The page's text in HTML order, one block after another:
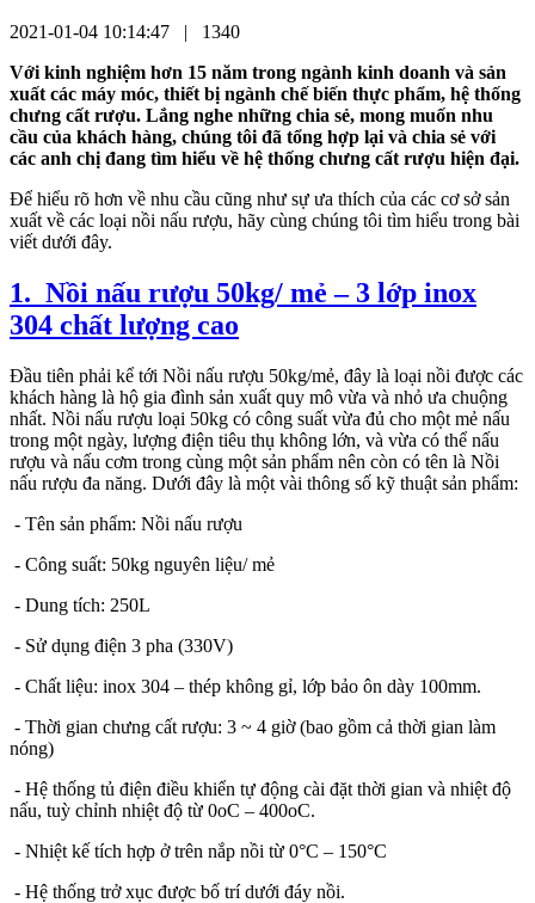
2021-01-04 10:14:47 | 1340
Với kinh nghiệm hơn 15 năm trong ngành kinh doanh và sản
xuất các máy móc, thiết bị ngành chế biến thực phẩm, hệ thống
chưng cất rượu. Lắng nghe những chia sẻ, mong muốn nhu
cầu của khách hàng, chúng tôi đã tổng hợp lại và chia sẻ với
các anh chị đang tìm hiểu về hệ thống chưng cất rượu hiện đại.
Để hiểu rõ hơn về nhu cầu cũng như sự ưa thích của các cơ sở sản
xuất về các loại nồi nấu rượu, hãy cùng chúng tôi tìm hiểu trong bài
viết dưới đây.
1. Nồi nấu rượu 50kg/ mẻ – 3 lớp inox
304 chất lượng cao
Đầu tiên phải kể tới Nồi nấu rượu 50kg/mẻ, đây là loại nồi được các
khách hàng là hộ gia đình sản xuất quy mô vừa và nhỏ ưa chuộng
nhất. Nồi nấu rượu loại 50kg có công suất vừa đủ cho một mẻ nấu
trong một ngày, lượng điện tiêu thụ không lớn, và vừa có thể nấu
rượu và nấu cơm trong cùng một sản phẩm nên còn có tên là Nồi
nấu rượu đa năng. Dưới đây là một vài thông số kỹ thuật sản phẩm:
- Tên sản phẩm: Nồi nấu rượu
- Công suất: 50kg nguyên liệu/ mẻ
- Dung tích: 250L
- Sử dụng điện 3 pha (330V)
- Chất liệu: inox 304 – thép không gỉ, lớp bảo ôn dày 100mm.
- Thời gian chưng cất rượu: 3 ~ 4 giờ (bao gồm cả thời gian làm
nóng)
- Hệ thống tủ điện điều khiển tự động cài đặt thời gian và nhiệt độ
nấu, tuỳ chỉnh nhiệt độ từ 0oC – 400oC.
- Nhiệt kế tích hợp ở trên nắp nồi từ 0°C – 150°C
- Hệ thống trở xục được bố trí dưới đáy nồi.